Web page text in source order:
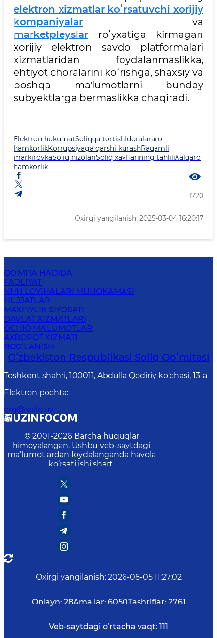
elektron xizmatlar koʻrsatuvchi xorijiy
kompaniyalar va
marketpleyslar roʻyxatiga kirmagan
xorijiy elektron savdo platformalari
xizmatlaridan foydalanmaslikka,
ehtiyot choralarini koʻrishga, shaxsiy va
boshqa maʼlumotlarni bunday
subyektlarga bermaslikka chaqiradi.
Elektron hukumatSoliqqa tortishIdoralararo
hamkorlikKorrupsiyaga qarshi kurashRaqamli
markirovkaSoliq nizolariSoliq xavflarining tahliliXalqaro
hamkorlik
1720
Oxirgi yangilanish: 2025-03-04 16:20:17
QO'MITA HAQIDA
FAOLIYAT
NHH LOYIHALARI MUHOKAMASI
HUJJATLAR
MAXFIYLIK SIYOSATI
DAVLAT XIZMATLARI
OCHIQ MA'LUMOTLAR
AXBOROT XIZMATI
BOG‘LANISH
Oʻzbekiston Respublikasi Soliq Qoʻmitasi
Toshkent shahri, 100011, Abdulla Qodiriy ko'chasi, 13-a
Elektron pochta:
org@soliq.uz
© 2001-2026 Barcha huquqlar
himoyalangan. Ushbu veb-saytdagi
ma’lumotlardan foydalanganda havola
ko‘rsatilishi shart.
Oxirgi yangilanish: 2026-08-05 11:27:02
Onlayn: 28Amallar: 6050Tashriflar: 2761
Veb-saytdagi o‘rtacha vaqt: 111